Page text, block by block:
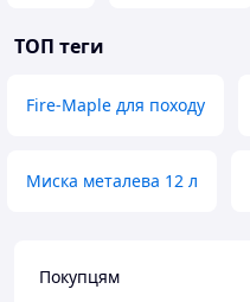
ТОП теги
Fire-Maple для походу
Миска металева 12 л
Покупцям